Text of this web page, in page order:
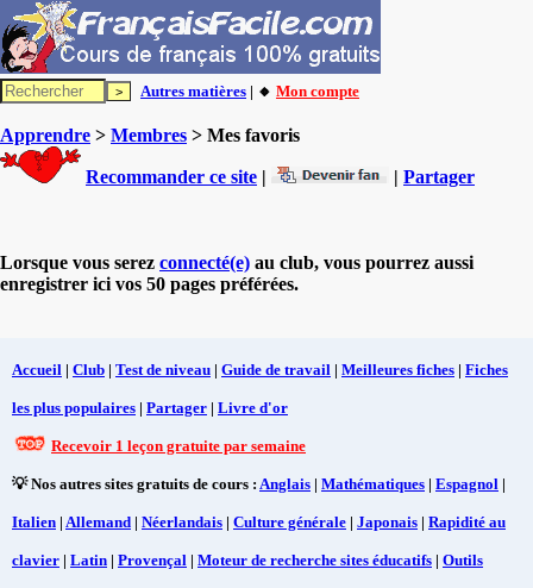
Autres matières | 🔸 Mon compte
Apprendre > Membres > Mes favoris
Recommander ce site | | Partager
Lorsque vous serez connecté(e) au club, vous pourrez aussi
enregistrer ici vos 50 pages préférées.
Accueil | Club | Test de niveau | Guide de travail | Meilleures fiches | Fiches
les plus populaires | Partager | Livre d'or
Recevoir 1 leçon gratuite par semaine
💡 Nos autres sites gratuits de cours : Anglais | Mathématiques | Espagnol |
Italien | Allemand | Néerlandais | Culture générale | Japonais | Rapidité au
clavier | Latin | Provençal | Moteur de recherche sites éducatifs | Outils